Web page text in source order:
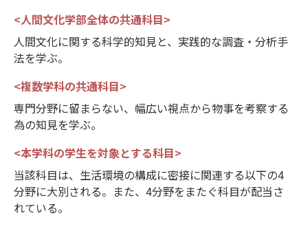
<人間文化学部全体の共通科目>
人間文化に関する科学的知見と、実践的な調査・分析手
法を学ぶ。
<複数学科の共通科目>
専門分野に留まらない、幅広い視点から物事を考察する
為の知見を学ぶ。
<本学科の学生を対象とする科目>
当該科目は、生活環境の構成に密接に関連する以下の4
分野に大別される。また、4分野をまたぐ科目が配当さ
れている。